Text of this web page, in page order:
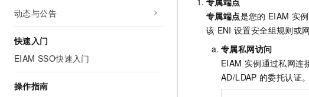
动态与公告
快速入门
EIAM SSO快速入门
操作指南
专属端点是您的 EIAM 实
该 ENI 设置安全组规则或
专属私网访问
EIAM 实例通过私网连
AD/LDAP 的委托认证
大模型服务
千问AI平台-Token Plan NEW
个人版上线、团队
安全
中间件
数据库
大数据计算
网络
可观测
上云与迁云
企业出海
AI 产品 免费试用
1亿+ 大模型 tokens 和 30+ 款产品免费
140+云产品 免费试用
产品新客免费试用，最长12个月
大模型ACA认证体验
Tableau 订阅
生态解决方案
云开发大赛
入门学习赛